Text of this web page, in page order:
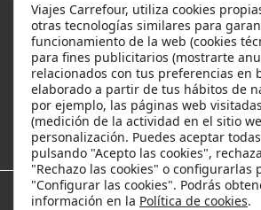
Ayuda
Ofertas y descuentos
Los viajes más populares
Viajes Carrefour, utiliza cookies
otras tecnologías similares para
funcionamiento de la web (cookies
para fines publicitarios (mostrarte
relacionados con tus preferencias en
elaborado a partir de tus hábitos de
por ejemplo, las páginas web
(medición de la actividad en el sitio
personalización. Puedes aceptar
pulsando "Acepto las cookies",
"Rechazo las cookies" o configurarlas
"Configurar las cookies". Podrás
información en la Política de cookies.